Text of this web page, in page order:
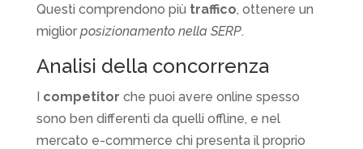
Questi comprendono più traffico, ottenere un
miglior posizionamento nella SERP.
Analisi della concorrenza
I competitor che puoi avere online spesso
sono ben differenti da quelli offline, e nel
mercato e-commerce chi presenta il proprio